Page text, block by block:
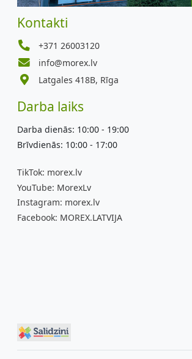
Kontakti
+371 26003120
info@morex.lv
Latgales 418B, Rīga
Darba laiks
Darba dienās: 10:00 - 19:00
Brīvdienās: 10:00 - 17:00
TikTok: morex.lv
YouTube: MorexLv
Instagram: morex.lv
Facebook: MOREX.LATVIJA